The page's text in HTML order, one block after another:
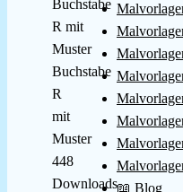
Buchstabe
R
mit
Muster
448
Downloads📖 Blog